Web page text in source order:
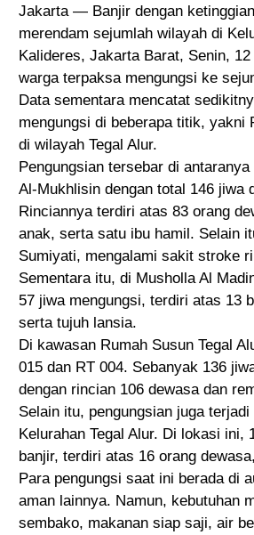
Jakarta — Banjir dengan
merendam sejumlah wilayah di
Kalideres, Jakarta Barat, Senin,
warga terpaksa mengungsi ke
Data sementara mencatat
mengungsi di beberapa titik, yakni
di wilayah Tegal Alur.
Pengungsian tersebar di
Al-Mukhlisin dengan total 146 jiwa
Rinciannya terdiri atas 83 orang
anak, serta satu ibu hamil. Selain
Sumiyati, mengalami sakit stroke
Sementara itu, di Musholla Al
57 jiwa mengungsi, terdiri atas 13
serta tujuh lansia.
Di kawasan Rumah Susun Tegal
015 dan RT 004. Sebanyak 136
dengan rincian 106 dewasa dan
Selain itu, pengungsian juga
Kelurahan Tegal Alur. Di lokasi ini,
banjir, terdiri atas 16 orang
Para pengungsi saat ini berada di
aman lainnya. Namun, kebutuhan
sembako, makanan siap saji, air